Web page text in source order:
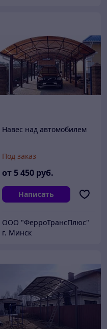
Навес над автомобилем
Под заказ
от 5 450 руб.
Написать
ООО "ФерроТрансПлюс"
г. Минск